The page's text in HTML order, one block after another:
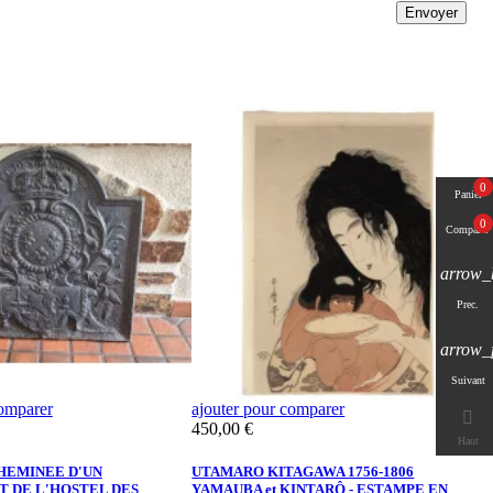
Envoyer
D'UN
DE L'HOSTEL DES
ajouter pour comparer
Prix
450,00 €
UTAMARO KITAGAWA 1756-1806
YAMAUBA et KINTARÔ - ESTAMPE EN
Panier
0
Comparer
0
Prec.
Suivant

Haut